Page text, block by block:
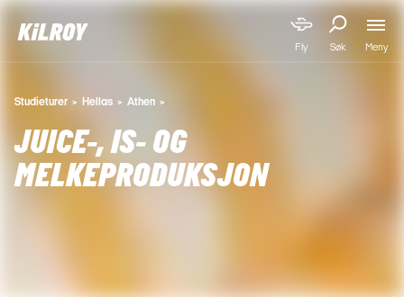
Fly Søk Meny
Studieturer Hellas Athen
JUICE-, IS- OG
MELKEPRODUKSJON